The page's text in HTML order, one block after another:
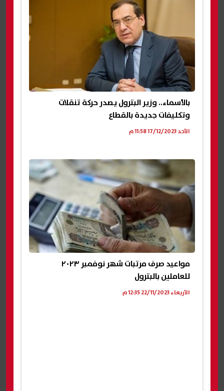
بالأسماء.. وزير البترول يصدر حركة تنقلات
وتكليفات جديدة بالقطاع
الأحد 17/12/2023 11:58 م
مواعيد صرف مرتبات شهر نوفمبر ٢٠٢٣
للعاملين بالبترول
الأربعاء 22/11/2023 12:35 م